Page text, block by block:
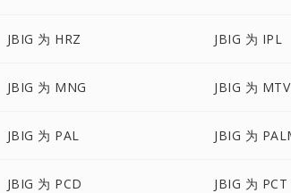
JBIG 为 HRZ JBIG 为 IPL
JBIG 为 MNG JBIG 为 MTV
JBIG 为 PAL JBIG 为
JBIG 为 PCD JBIG 为 PCT